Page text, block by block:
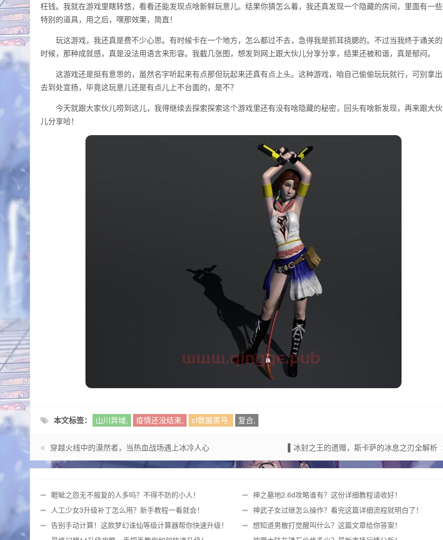
枉钱。我就在游戏里瞎转悠，看看还能发现点啥新鲜玩意儿。结果你猜怎么着，我还真发现一个隐藏的房间，里面有一些
特别的道具，用之后，嘿那效果，简直！
玩这游戏，我还真是费不少心思。有时候卡在一个地方，怎么都过不去，急得我是抓耳挠腮的。不过当我终于通关的
时候，那种成就感，真是没法用语言来形容。我截几张图，想发到网上跟大伙儿分享分享，结果还被和谐，真是郁闷。
这游戏还是挺有意思的，虽然名字听起来有点那但玩起来还真有点上头。这种游戏，咱自己偷偷玩玩就行，可别拿出
去到处宣扬，毕竟这玩意儿还是有点儿上不台面的，是不？
今天就跟大家伙儿唠到这儿，我得继续去探索探索这个游戏里还有没有啥隐藏的秘密，回头有啥新发现，再来跟大伙
儿分享哈！
本文标签： 山川异域, 疫情还没结束, cf数据黑号, 复合,
穿越火线中的漠然者，当热血战场遇上冰冷人心 ▌冰封之王的遗赠，斯卡萨的冰息之刃全解析
睚眦之怨无不报复的人多吗？不得不防的小人！
神之墓地2.6d攻略谁有？这份详细教程请收好！
人工少女3升级补丁怎么用？新手教程一看就会！
神武子女过继怎么操作？看完这篇详细流程就明白了！
告别手动计算！这款梦幻诛仙等级计算器帮你快速升级！
想知道男散打觉醒叫什么？这篇文章给你答案！